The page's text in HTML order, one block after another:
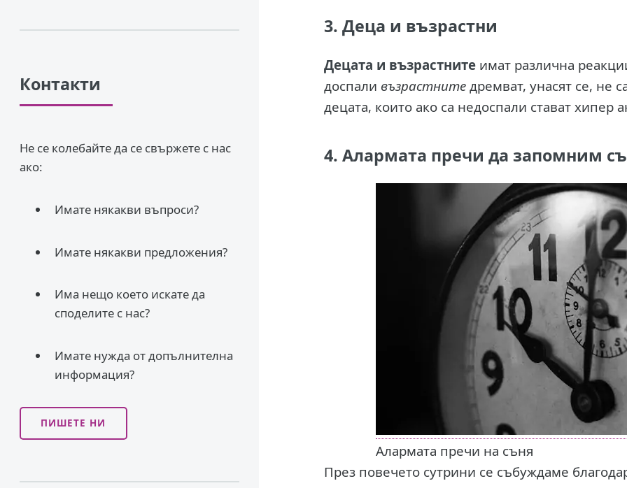
3. Деца и възрастни
Децата и възрастнитеимат различна
доспали възрастнитедремват, унасят се, не
децата, които ако са недоспали стават хипер
4. Алармата пречи да запомним
Алармата пречи на съня
През повечето сутрини се събуждаме
Контакти
Не се колебайте да се свържете с нас
ако:
Имате някакви въпроси?
Имате някакви предложения?
Има нещо което искате да
споделите с нас?
Имате нужда от допълнителна
информация?
ПИШЕТЕ НИ